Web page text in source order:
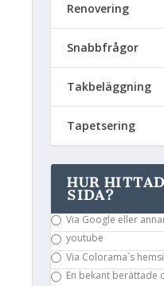
Renovering
Snabbfrågor
Takbeläggning
Tapetsering
HUR
SIDA?
Via Google eller
youtube
Via Colorama´s
En bekant berättade